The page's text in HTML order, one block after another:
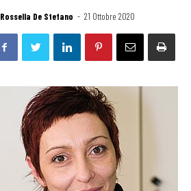
Rossella De Stefano - 21 Ottobre 2020